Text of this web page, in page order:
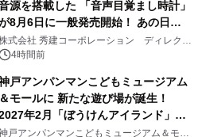
源を搭載した 「音声目覚まし時計」
8月6日に一般発売開始！ あの日の
興奮が今甦る
式会社 秀建コーポレーション ディレクト
ートギャラリー
4時間前
戸アンパンマンこどもミュージアム
＆モールに 新たな遊び場が誕生！
年2月「ぼうけんアイランド」が
ープン
戸アンパンマンこどもミュージアム＆モー